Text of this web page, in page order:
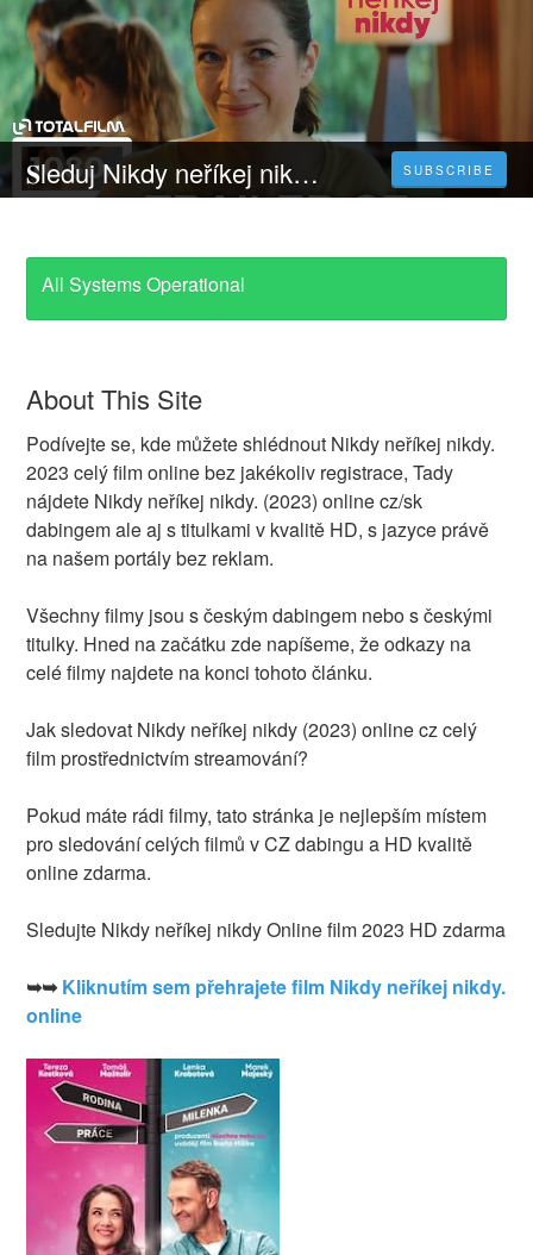
𝐒leduj Nikdy neříkej nikdy - 𝐂elý 𝐅ilm Online 2023 Česky CZ/SK DABING HD Kvalite SUBSCRIBE
All Systems Operational
About This Site
Podívejte se, kde můžete shlédnout Nikdy neříkej nikdy.
2023 celý film online bez jakékoliv registrace, Tady
nájdete Nikdy neříkej nikdy. (2023) online cz/sk
dabingem ale aj s titulkami v kvalitě HD, s jazyce právě
na našem portály bez reklam.
Všechny filmy jsou s českým dabingem nebo s českými
titulky. Hned na začátku zde napíšeme, že odkazy na
celé filmy najdete na konci tohoto článku.
Jak sledovat Nikdy neříkej nikdy (2023) online cz celý
film prostřednictvím streamování?
Pokud máte rádi filmy, tato stránka je nejlepším místem
pro sledování celých filmů v CZ dabingu a HD kvalitě
online zdarma.
Sledujte Nikdy neříkej nikdy Online film 2023 HD zdarma
➥➥Kliknutím sem přehrajete film Nikdy neříkej nikdy.
online